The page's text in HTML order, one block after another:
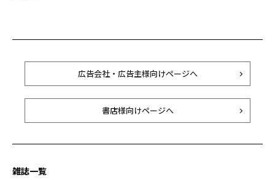
広告会社・広告主様向けページへ
書店様向けページへ
雑誌一覧